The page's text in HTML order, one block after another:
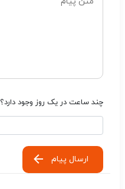
چند ساعت در یک روز وجود دارد؟
ارسال پیام